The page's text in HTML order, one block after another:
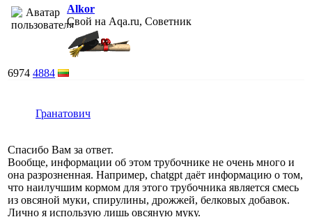
Alkor
Свой на Aqa.ru, Советник
6974 4884
Гранатович
Спасибо Вам за ответ.
Вообще, информации об этом трубочнике не очень много и
она разрозненная. Например, chatgpt даёт информацию о том,
что наилучшим кормом для этого трубочника является смесь
из овсяной муки, спирулины, дрожжей, белковых добавок.
Лично я использую лишь овсяную муку.